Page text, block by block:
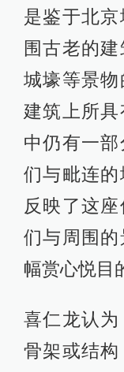
是鉴于北
围古老的
城壕等景
建筑上所
中仍有一
们与毗连
反映了这
们与周围
幅赏心悦目
喜仁龙认
骨架或结